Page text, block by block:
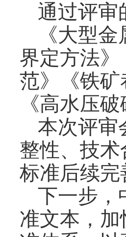
通过评审
《大型
界定方法
范》《铁
《高水压
本次评审
整性、技
标准后续
下一步，
准文本，